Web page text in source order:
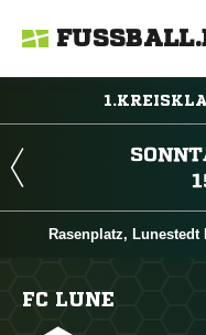
Rasenplatz, Lunestedt
FC LUNE